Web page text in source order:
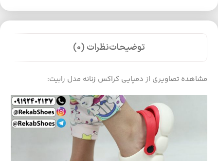
توضیحاتنظرات (0)
مشاهده تصاویری از دمپایی کراکس زنانه مدل رابیت: